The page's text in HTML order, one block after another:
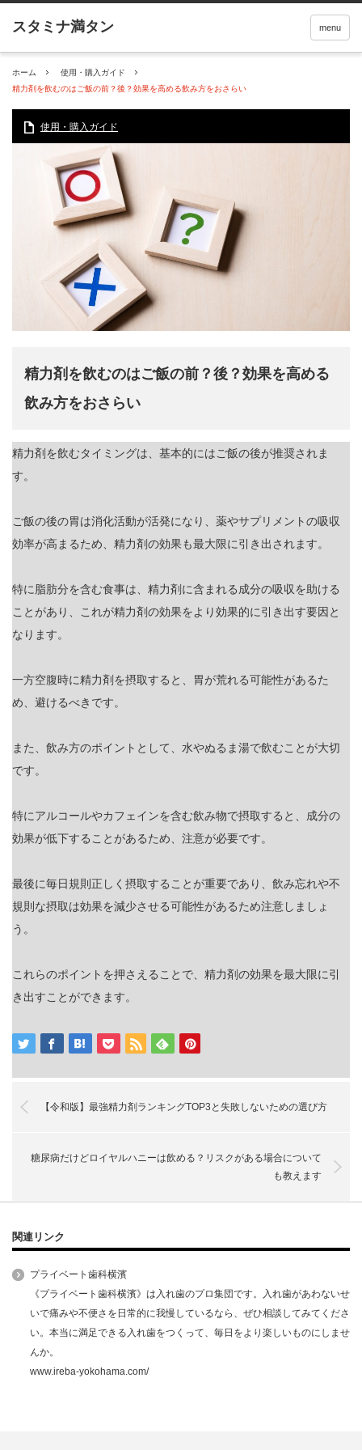
menu
ホーム
使用・購入ガイド
精力剤を飲むのはご飯の前？後？効果を高める飲み方をおさらい
使用・購入ガイド
精力剤を飲むのはご飯の前？後？効果を高める
飲み方をおさらい
精力剤を飲むタイミングは、基本的にはご飯の後が推奨されま
す。
ご飯の後の胃は消化活動が活発になり、薬やサプリメントの吸収
効率が高まるため、精力剤の効果も最大限に引き出されます。
特に脂肪分を含む食事は、精力剤に含まれる成分の吸収を助ける
ことがあり、これが精力剤の効果をより効果的に引き出す要因と
なります。
一方空腹時に精力剤を摂取すると、胃が荒れる可能性があるた
め、避けるべきです。
また、飲み方のポイントとして、水やぬるま湯で飲むことが大切
です。
特にアルコールやカフェインを含む飲み物で摂取すると、成分の
効果が低下することがあるため、注意が必要です。
最後に毎日規則正しく摂取することが重要であり、飲み忘れや不
規則な摂取は効果を減少させる可能性があるため注意しましょ
う。
これらのポイントを押さえることで、精力剤の効果を最大限に引
き出すことができます。
【令和版】最強精力剤ランキングTOP3と失敗しないための選び方
糖尿病だけどロイヤルハニーは飲める？リスクがある場合について
も教えます
関連リンク
プライベート歯科横濱
《プライベート歯科横濱》は入れ歯のプロ集団です。入れ歯があわないせ
いで痛みや不便さを日常的に我慢しているなら、ぜひ相談してみてくださ
い。本当に満足できる入れ歯をつくって、毎日をより楽しいものにしませ
んか。
www.ireba-yokohama.com/